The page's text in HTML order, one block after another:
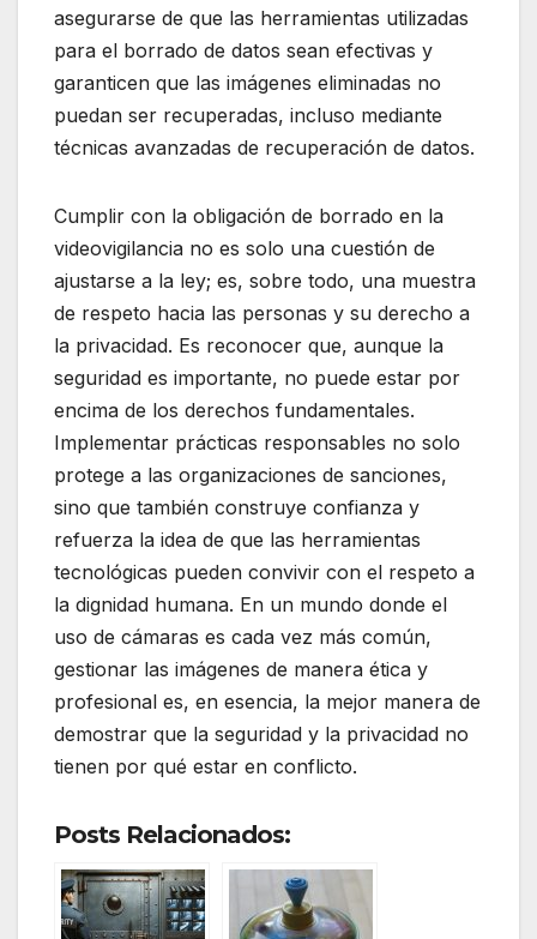
asegurarse de que las herramientas utilizadas
para el borrado de datos sean efectivas y
garanticen que las imágenes eliminadas no
puedan ser recuperadas, incluso mediante
técnicas avanzadas de recuperación de datos.
Cumplir con la obligación de borrado en la
videovigilancia no es solo una cuestión de
ajustarse a la ley; es, sobre todo, una muestra
de respeto hacia las personas y su derecho a
la privacidad. Es reconocer que, aunque la
seguridad es importante, no puede estar por
encima de los derechos fundamentales.
Implementar prácticas responsables no solo
protege a las organizaciones de sanciones,
sino que también construye confianza y
refuerza la idea de que las herramientas
tecnológicas pueden convivir con el respeto a
la dignidad humana. En un mundo donde el
uso de cámaras es cada vez más común,
gestionar las imágenes de manera ética y
profesional es, en esencia, la mejor manera de
demostrar que la seguridad y la privacidad no
tienen por qué estar en conflicto.
Posts Relacionados: